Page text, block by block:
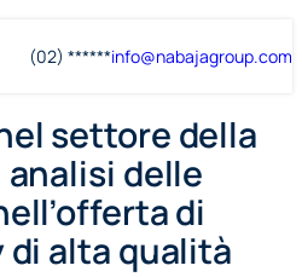
(02) ******info@nabajagroup.com
settore della
delle
di
di alta qualità